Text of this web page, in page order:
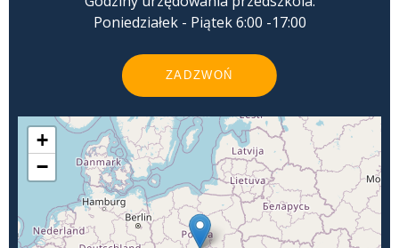
Poniedziałek - Piątek 6:00 -17:00
ZADZWOŃ
+
−